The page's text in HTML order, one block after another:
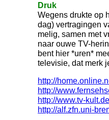
Druk
Wegens drukte op
dag) vertragingen
melig, samen met
naar ouwe TV-
bent hier *uren*
televisie, dat merk
http://
http://
http://www.tv-
http://alf.zfn.uni-